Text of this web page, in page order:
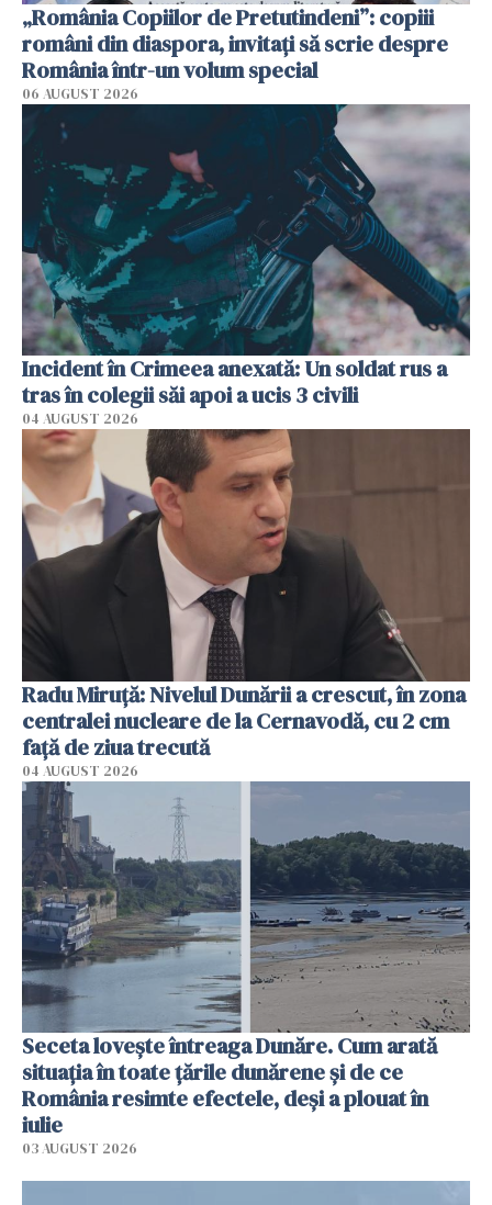
„România Copiilor de Pretutindeni”: copiii
români din diaspora, invitați să scrie despre
România într-un volum special
06 AUGUST 2026
Incident în Crimeea anexată: Un soldat rus a
tras în colegii săi apoi a ucis 3 civili
04 AUGUST 2026
Radu Miruţă: Nivelul Dunării a crescut, în zona
centralei nucleare de la Cernavodă, cu 2 cm
faţă de ziua trecută
04 AUGUST 2026
Seceta lovește întreaga Dunăre. Cum arată
situația în toate țările dunărene și de ce
România resimte efectele, deși a plouat în
iulie
03 AUGUST 2026